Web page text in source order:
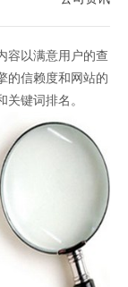
容以满意用户的查
的信赖度和网站的
键词排名。